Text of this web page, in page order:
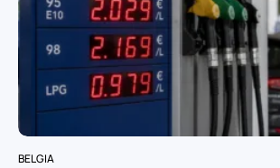
BELGIA